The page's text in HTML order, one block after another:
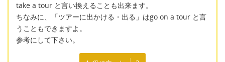
take a tour と言い換えることも出来ます。
ちなみに、「ツアーに出かける・出る」はgo on a tour と言
うこともできますよ。
参考にして下さい。